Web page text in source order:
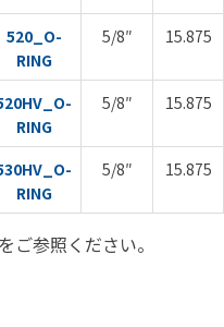
520_O-
RING
5/8″ 15.875
RING
5/8″ 15.875
RING
5/8″ 15.875
ご参照ください。